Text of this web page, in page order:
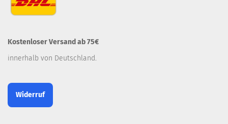
Kostenloser Versand ab 75€
innerhalb von Deutschland.
Widerruf